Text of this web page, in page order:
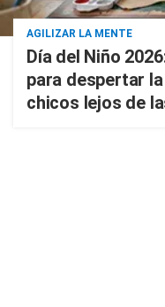
AGILIZAR LA MENTE
Día del Niño
para despertar
chicos lejos de